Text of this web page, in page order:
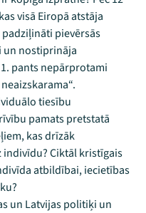
visā Eiropā atstāja
padziļināti pievērsās
nostiprināja
pants nepārprotami
tiesību
pamats pretstatā
kas drīzāk
Ciktāl kristīgais
atbildībai, iecietības
un Latvijas politiķi un